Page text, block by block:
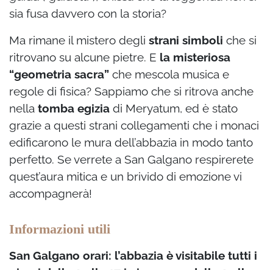
sia fusa davvero con la storia?
Ma rimane il mistero degli strani simboli che si
ritrovano su alcune pietre. E la misteriosa
“geometria sacra” che mescola musica e
regole di fisica? Sappiamo che si ritrova anche
nella tomba egizia di Meryatum, ed è stato
grazie a questi strani collegamenti che i monaci
edificarono le mura dell’abbazia in modo tanto
perfetto. Se verrete a San Galgano respirerete
quest’aura mitica e un brivido di emozione vi
accompagnerà!
Informazioni utili
San Galgano orari: l’abbazia è visitabile tutti i